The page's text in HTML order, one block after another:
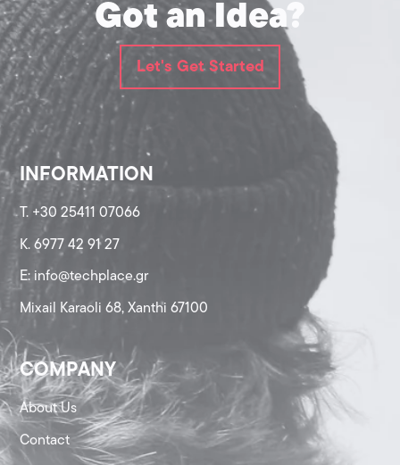
Got an Idea?
Let's Get Started
INFORMATION
T. +30 25411 07066
K. 6977 42 91 27
Ε: info@techplace.gr
Mixail Karaoli 68, Xanthi 67100
COMPANY
About Us
Contact